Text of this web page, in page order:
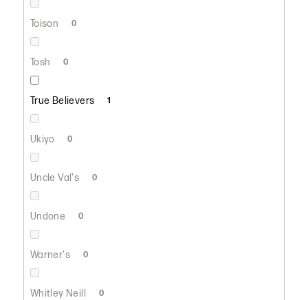
Toison 0
Tosh 0
True Believers 1
Ukiyo 0
Uncle Val's 0
Undone 0
Warner's 0
Whitley Neill 0